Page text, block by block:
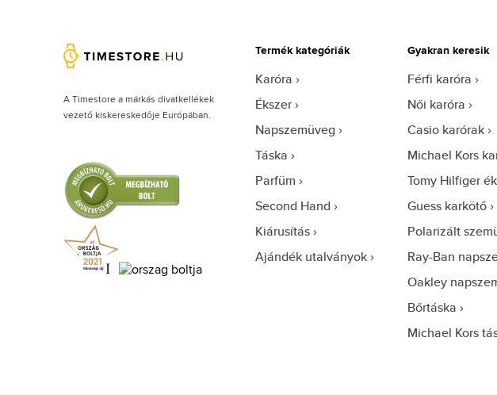
A Timestore a márkás divatkellékek
vezető kiskereskedője Európában.
Termék kategóriák
Karóra
Ékszer
Napszemüveg
Táska
Parfüm
Second Hand
Kiárusítás
Ajándék utalványok
Gyakran keresik
Férfi karóra
Női karóra
Casio karórak
Michael Kors
Tomy Hilfiger
Guess karkötő
Polarizált
Ray-Ban
Oakley
Bőrtáska
Michael Kors